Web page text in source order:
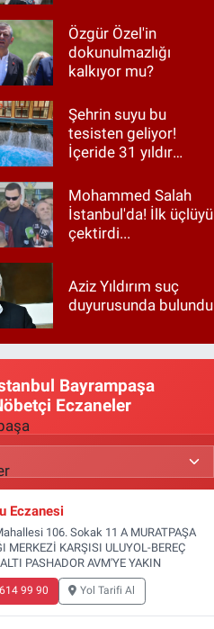
cevap
Özgür Özel'in
dokunulmazlığı
kalkıyor mu?
Şehrin suyu bu
tesisten geliyor!
İçeride 31 yıldır
Mohammed Salah
İstanbul'da! İlk üçlüyü
çektirdi...
Aziz Yıldırım suç
duyurusunda bulundu
Bayrampaşa
Eczaneler
Eczanesi
106. Sokak 11 A MURATPAŞA
MERKEZİ KARŞISI ULUYOL-BEREÇ
PASHADOR AVM'YE YAKIN
99 90 Yol Tarifi Al